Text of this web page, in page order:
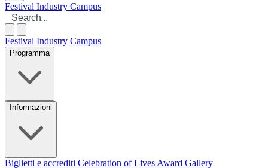
Festival Industry Campus
Festival Industry Campus
Programma
Informazioni
Biglietti e accrediti Celebration of Lives Award Gallery